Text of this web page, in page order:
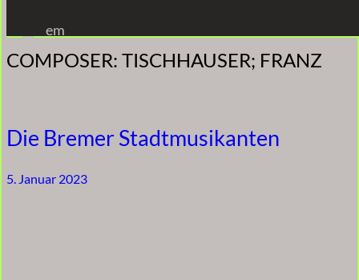
Inhalt
springen
em
COMPOSER: TISCHHAUSER; FRANZ
Die Bremer Stadtmusikanten
5. Januar 2023